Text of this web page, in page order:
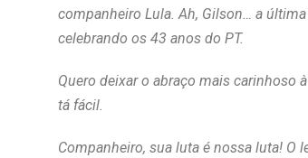
companheiro Lula. Ah, Gilson… a
celebrando os 43 anos do PT.
Quero deixar o abraço mais carinhoso
tá fácil.
Companheiro, sua luta é nossa luta! O